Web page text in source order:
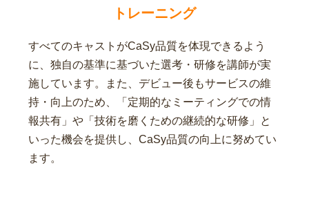
トレーニング
すべてのキャストがCaSy品質を体現できるよう
に、独自の基準に基づいた選考・研修を講師が実
施しています。また、デビュー後もサービスの維
持・向上のため、「定期的なミーティングでの情
報共有」や「技術を磨くための継続的な研修」と
いった機会を提供し、CaSy品質の向上に努めてい
ます。